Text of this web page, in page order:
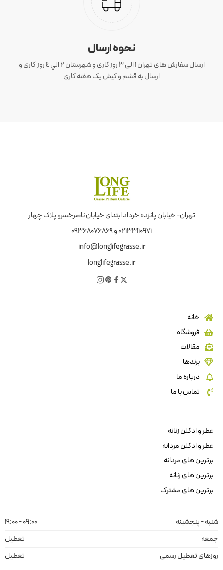
نحوه ارسال
ارسال سفارش های تهران 1 الی 3 روز کاری و شهرستان ٢ الي ٤ روز کاری و
ارسال به قشم و کیش یک هفته کاری
تهران- خیابان پانزده خرداد ابتدای خیابان ناصرخسرو پلاک چهار
02133110971 و 09368076869
info@longlifegrasse.ir
longlifegrasse.ir
خانه
فروشگاه
مقالات
برندها
درباره ما
تماس با ما
عطر و ادکلن زنانه
عطر و ادکلن مردانه
برترین های مردانه
برترین های زنانه
برترین های مشترک
شنبه - پنجشبنه
09:00 - 19:00
جمعه
تعطیل
روزهای تعطیل رسمی
تعطیل